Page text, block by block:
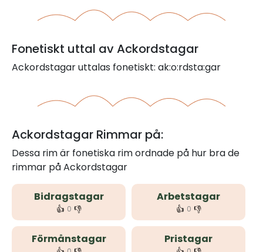
Fonetiskt uttal av Ackordstagar
Ackordstagar uttalas fonetiskt: ak:o:rdsta:gar
Ackordstagar Rimmar på:
Dessa rim är fonetiska rim ordnade på hur bra de
rimmar på Ackordstagar
Bidragstagar
👍 0 👎
Arbetstagar
👍 0 👎
Förmånstagar Pristagar